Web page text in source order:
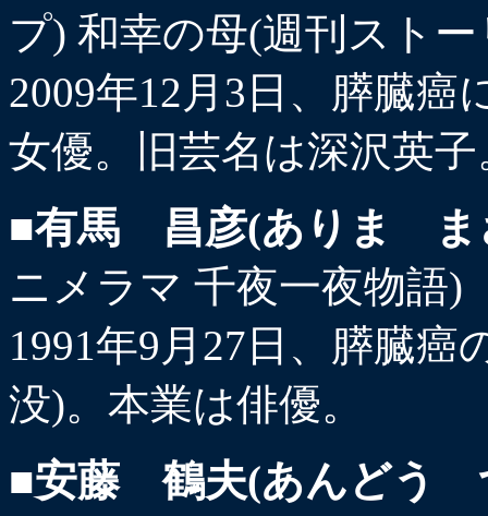
プ) 和幸の母(週刊スト
2009年12月3日、膵臓癌
女優。旧芸名は深沢英子
■有馬 昌彦(ありま ま
ニメラマ 千夜一夜物語)
1991年9月27日、膵臓癌
没)。本業は俳優。
■安藤 鶴夫(あんどう